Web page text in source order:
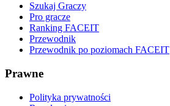
Szukaj Graczy
Pro gracze
Ranking FACEIT
Przewodnik
Przewodnik po poziomach FACEIT
Prawne
Polityka prywatności